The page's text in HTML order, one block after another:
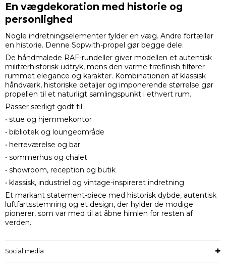
En vægdekoration med historie og
personlighed
Nogle indretningselementer fylder en væg. Andre fortæller
en historie. Denne Sopwith-propel gør begge dele.
De håndmalede RAF-rundeller giver modellen et autentisk
militærhistorisk udtryk, mens den varme træfinish tilfører
rummet elegance og karakter. Kombinationen af klassisk
håndværk, historiske detaljer og imponerende størrelse gør
propellen til et naturligt samlingspunkt i ethvert rum.
Passer særligt godt til:
• stue og hjemmekontor
• bibliotek og loungeområde
• herreværelse og bar
• sommerhus og chalet
• showroom, reception og butik
• klassisk, industriel og vintage-inspireret indretning
Et markant statement-piece med historisk dybde, autentisk
luftfartsstemning og et design, der hylder de modige
pionerer, som var med til at åbne himlen for resten af
verden.
Social media